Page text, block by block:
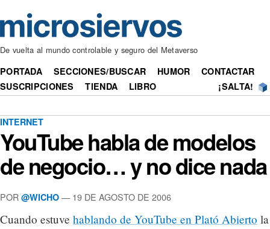
De vuelta al mundo controlable y seguro del Metaverso
PORTADA SECCIONES/BUSCAR HUMOR
CONTACTAR
SUSCRIPCIONES
TIENDA LIBRO ¡SALTA!
INTERNET
YouTube habla de modelos
de negocio… y no dice nada
POR @WICHO — 19 DE AGOSTO DE 2006
Cuando estuve hablando de YouTube en Plató Abierto la